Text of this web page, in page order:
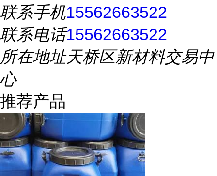
联系手机15562663522
联系电话15562663522
所在地址天桥区新材料交易中
心
推荐产品